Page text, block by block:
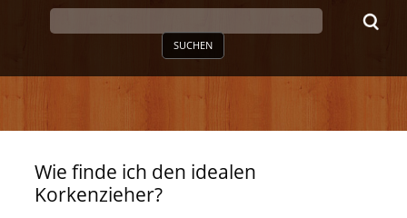
SUCHEN
Wie finde ich den idealen
Korkenzieher?